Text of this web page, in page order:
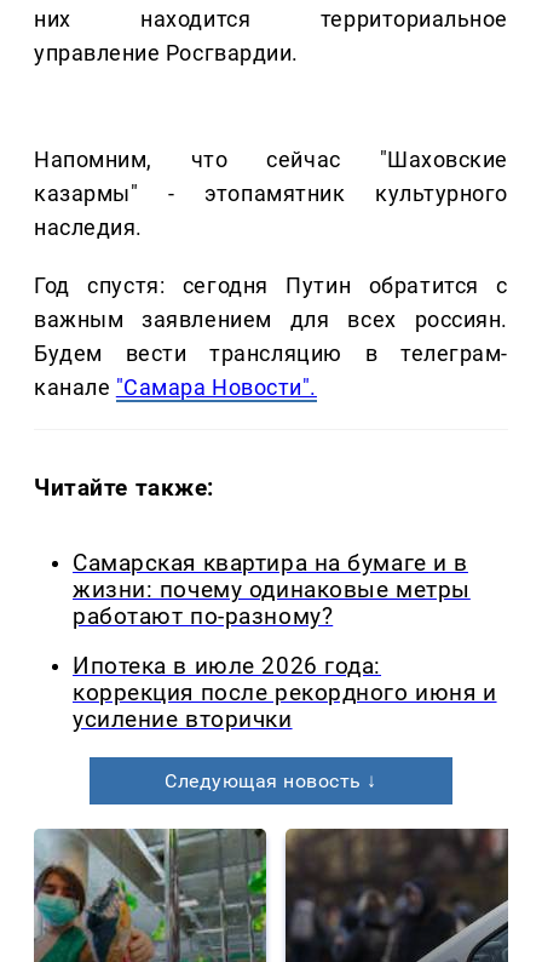
них находится территориальное
управление Росгвардии.
Напомним, что сейчас "Шаховские
казармы" - этопамятник культурного
наследия.
Год спустя: сегодня Путин обратится с
важным заявлением для всех россиян.
Будем вести трансляцию в телеграм-
канале "Самара Новости".
Читайте также:
Самарская квартира на бумаге и в
жизни: почему одинаковые метры
работают по-разному?
Ипотека в июле 2026 года:
коррекция после рекордного июня и
усиление вторички
Следующая новость ↓